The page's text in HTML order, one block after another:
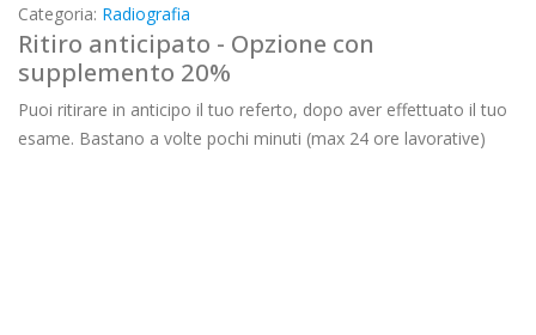
Categoria: Radiografia
Ritiro anticipato - Opzione con
supplemento 20%
Puoi ritirare in anticipo il tuo referto, dopo aver effettuato il tuo
esame. Bastano a volte pochi minuti (max 24 ore lavorative)